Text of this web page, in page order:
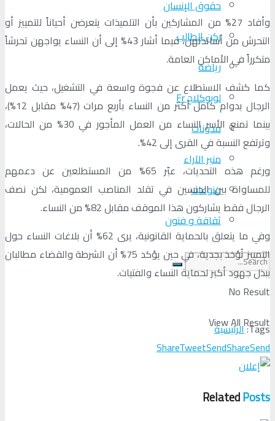
حقوق الإنسان
ركن الطالب
رياضة
لوبوكلاج Fr
مدونات
منبر الآراء
منوعات
ثقافة و فنون
No Result
View All Result
وأفاد 27% من المشاركين بأن التلميذات يتعرضن أحياناً للتمييز أو
التحرش من أساتذتهن، فيما أشار 43% إلى أن النساء يواجهن تحرشاً
متكرراً في الأماكن العامة.
كما كشف الاستطلاع عن فجوة واسعة في التشغيل، حيث يعمل
الرجال بدوام كامل أكثر من النساء بأربع مرات (47% مقابل 12%)،
بينما تمنع الأسر النساء من العمل المأجور في 30% من الحالات،
وترتفع النسبة في القرى إلى 42%.
ورغم هذه التحديات، عبّر 65% من المستطلعين عن دعمهم
للمساواة بين الجنسين في تقلد المناصب العمومية، لكن نصف
الرجال فقط يشاركون هذا الموقف مقابل 82% من النساء.
وفي ما يتعلق بالحماية القانونية، يرى 62% أن بلاغات النساء حول
التمييز تُؤخذ بجدية، في حين يؤكد 75% أن الشرطة والقضاء مطالبان
ببذل جهود أكبر لحماية النساء والفتيات.
Tags: الرئيسية
ShareTweetSendShareSend
RelatedPosts